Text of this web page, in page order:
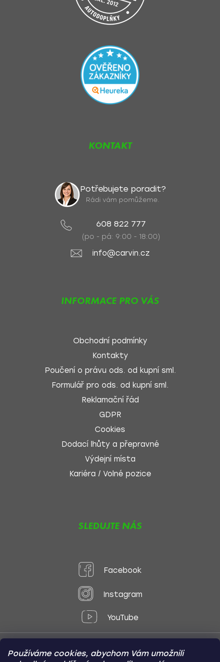
Používáme cookies, abychom Vám umožnili
KONTAKT
Potřebujete poradit?
Rádi vám pomůžeme.
608 822 777
(po - pá: 9:00 - 18:00)
info@carvin.cz
INFORMACE PRO VÁS
Obchodní podmínky
Kontakty
Poučení o právu ods. od kupní sml.
Formulář pro ods. od kupní sml.
Reklamační řád
GDPR
Cookies
Dodací lhůty a přepravné
Výdejní místa
Kariéra / Volné pozice
SLEDUJTE NÁS
Facebook
Instagram
YouTube
Způsoby platby: